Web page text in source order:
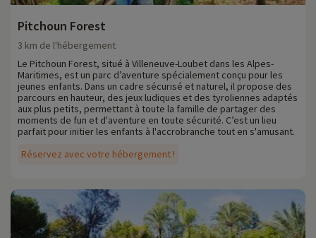
Pitchoun Forest
Réservez avec votre hébergement !
3 km de l'hébergement
Le Pitchoun Forest, situé à Villeneuve-Loubet dans les Alpes-
Maritimes, est un parc d’aventure spécialement conçu pour les
jeunes enfants. Dans un cadre sécurisé et naturel, il propose des
parcours en hauteur, des jeux ludiques et des tyroliennes adaptés
aux plus petits, permettant à toute la famille de partager des
moments de fun et d'aventure en toute sécurité. C’est un lieu
parfait pour initier les enfants à l'accrobranche tout en s'amusant.